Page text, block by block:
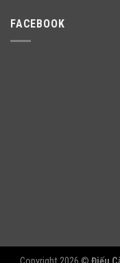
FACEBOOK